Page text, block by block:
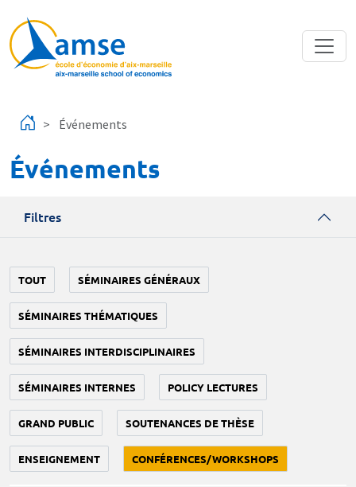
Événements
Événements
Filtres
TOUT SÉMINAIRES GÉNÉRAUX
SÉMINAIRES THÉMATIQUES
SÉMINAIRES INTERDISCIPLINAIRES
SÉMINAIRES INTERNES POLICY LECTURES
GRAND PUBLIC SOUTENANCES DE THÈSE
ENSEIGNEMENT CONFÉRENCES/WORKSHOPS